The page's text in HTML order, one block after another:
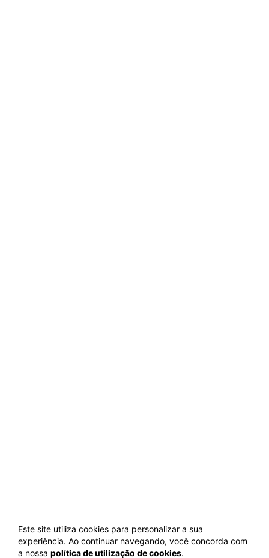
Este site utiliza cookies para personalizar a sua
experiência. Ao continuar navegando, você concorda com
a nossa política de utilização de cookies.